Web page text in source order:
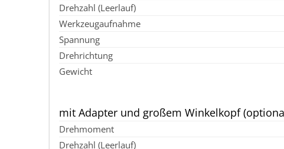
mit Adapter und großem Winkelkopf